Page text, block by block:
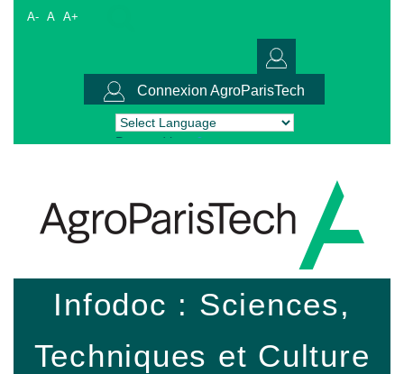
A- A A+
Connexion AgroParisTech
Powered by Translate
Infodoc : Sciences,
Techniques et Culture